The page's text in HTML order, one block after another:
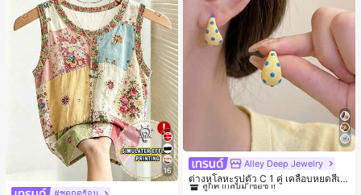
16
Alley Deep Jewelry
ต่างหูโลหะรูปตัว C 1 คู่ เคลือบหยดสีเห
ลือง ลายจุดสีน้ำเงิน สไตล์ยุโรปและอเม
#1 ขายดี ใน โบโฮ ต่างหูผู้หญิง
ลูกค้ากลับมาซื้อซ้ำ!
เกือบหมดแล้ว!
#1 ขายดี ใน โบโฮ ต่างหูผู้หญิง
#1 ขายดี ใน โบโฮ ต่างหูผู้หญิง